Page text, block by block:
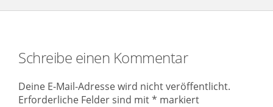
Schreibe einen Kommentar
Deine E-Mail-Adresse wird nicht veröffentlicht.
Erforderliche Felder sind mit* markiert